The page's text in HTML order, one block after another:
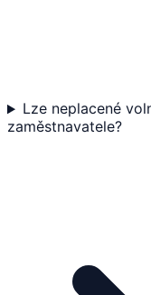
Lze neplacené
zaměstnavatele?